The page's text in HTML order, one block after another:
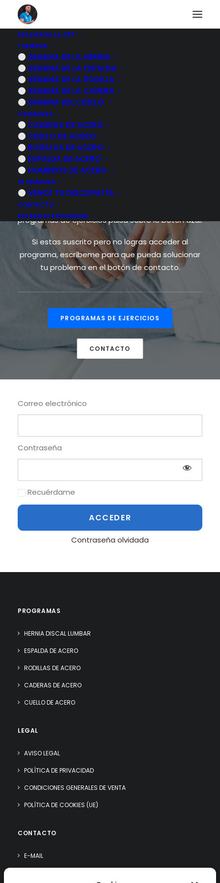
DESCARGA LA APP
1 SEMANA
SEMANA DE LA HERNIA
SEMANA DE LA ESPALDA
SEMANA DE LA RODILLA
SEMANA DE LA CADERA
SEMANA DEL CUELLO
3 SEMANAS
CADERAS DE ACERO
CUELLO DE ACERO
RODILLAS DE ACERO
ESPALDA DE ACERO
HOMBROS DE ACERO
16 SEMANAS
VENCE TU DISCOPATÍA
CONTACTO
ENTRAR AL PROGRAMA
No puedes acceder a
este contenido
Desgraciadamente el contenido al que quieres
acceder es exclusivo para nuestros suscriptores.
Si ya eres suscriptor de alguno de los programas
de rehabilitación inicia sesión identificándote a
Si quieres obtener información sobre mis
programas de ejercicios pulsa sobre le botón azul.
Si estas suscrito pero no logras acceder al
programa, escríbeme para que pueda solucionar
tu problema en el botón de contacto.
PROGRAMAS DE EJERCICIOS
CONTACTO
Correo electrónico
Contraseña
Recuérdame
Contraseña olvidada
PROGRAMAS
HERNIA DISCAL LUMBAR
ESPALDA DE ACERO
RODILLAS DE ACERO
CADERAS DE ACERO
CUELLO DE ACERO
LEGAL
AVISO LEGAL
POLÍTICA DE PRIVACIDAD
CONDICIONES GENERALES DE VENTA
POLÍTICA DE COOKIES (UE)
CONTACTO
E-MAIL